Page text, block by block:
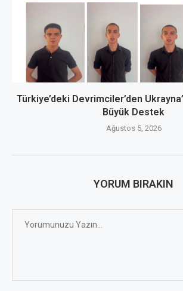
Türkiye’deki Devrimciler’den
Büyük Destek
Ağustos 5, 2026
YORUM BIRAKIN